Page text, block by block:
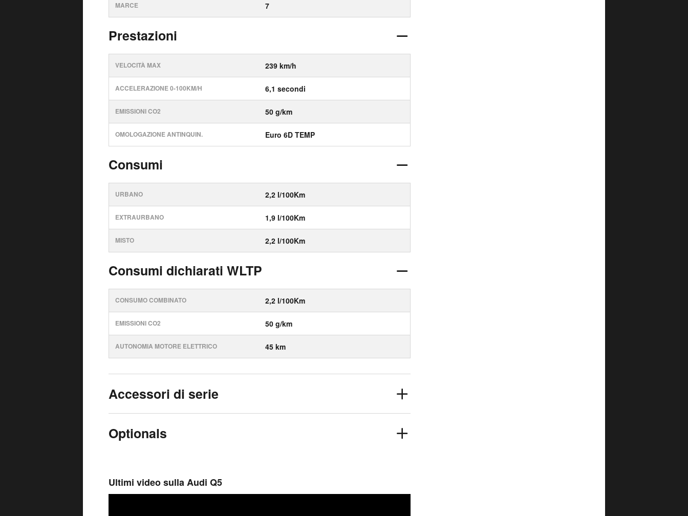
MARCE 7
Prestazioni
VELOCITÀ MAX 239 km/h
ACCELERAZIONE 0-100KM/H 6,1 secondi
EMISSIONI CO2 50 g/km
OMOLOGAZIONE ANTINQUIN. Euro 6D TEMP
Consumi
URBANO 2,2 l/100Km
EXTRAURBANO 1,9 l/100Km
MISTO 2,2 l/100Km
Consumi dichiarati WLTP
CONSUMO COMBINATO 2,2 l/100Km
EMISSIONI CO2 50 g/km
AUTONOMIA MOTORE ELETTRICO 45 km
Accessori di serie
Optionals
Ultimi video sulla Audi Q5